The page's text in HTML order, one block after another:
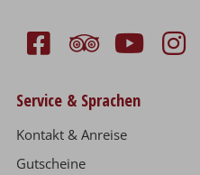
Service & Sprachen
Kontakt & Anreise
Gutscheine